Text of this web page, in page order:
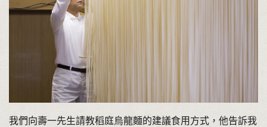
我們向壽一先生請教稻庭烏龍麵的建議食用方式，他告訴我